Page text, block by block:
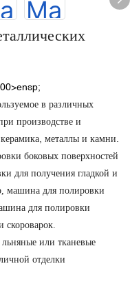
в различных
производстве и
металлы и камни.
боковых поверхностей
для получения гладкой и
машина для полировки
для полировки
скороварок.
или тканевые
отделки